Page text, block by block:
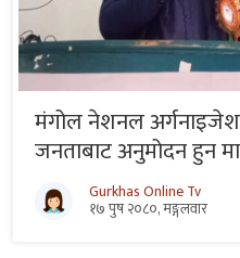
मंगोल नेशनल
जनताबाट अनुमोदन हुन
Gurkhas Online Tv
१७ पुष २०८०, मङ्गलवार